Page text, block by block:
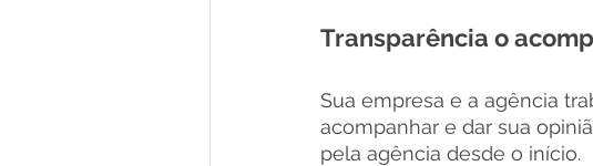
Transparência o
Sua empresa e a agência
acompanhar e dar sua
pela agência desde o início.